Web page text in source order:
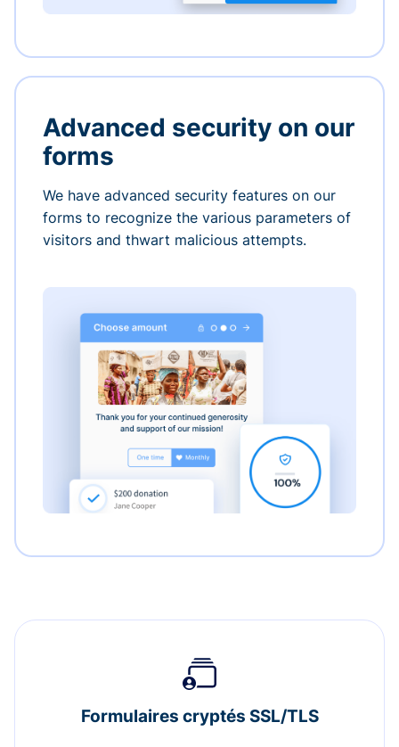
Advanced security on our
forms
We have advanced security features on our
forms to recognize the various parameters of
visitors and thwart malicious attempts.
Formulaires cryptés SSL/TLS